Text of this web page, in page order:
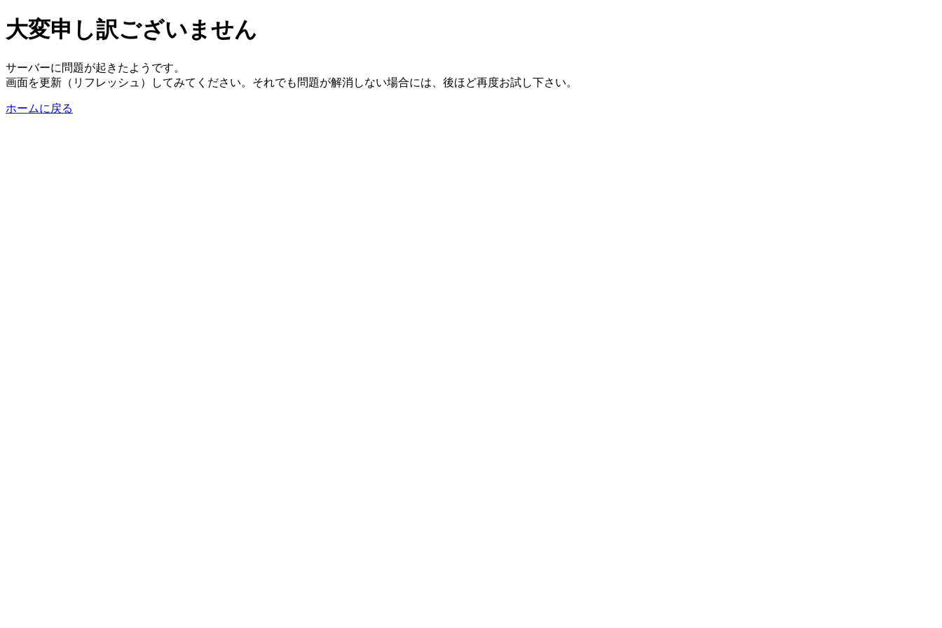
大変申し訳ございません
サーバーに問題が起きたようです。
画面を更新（リフレッシュ）してみてください。それでも問題が解消しない場合には、後ほど再度お試し下さい。
ホームに戻る